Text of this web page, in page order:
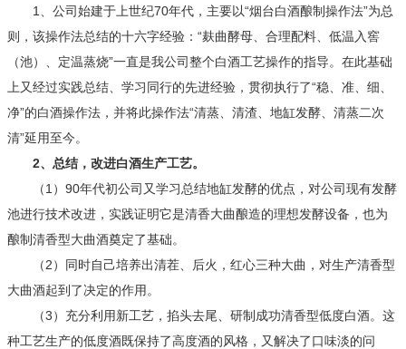
1、公司始建于上世纪70年代，主要以“烟台白酒酿制操作法”为总
则，该操作法总结的十六字经验：“麸曲酵母、合理配料、低温入窖
（池）、定温蒸烧”一直是我公司整个白酒工艺操作的指导。在此基础
上又经过实践总结、学习同行的先进经验，贯彻执行了“稳、准、细、
净”的白酒操作法，并将此操作法“清蒸、清渣、地缸发酵、清蒸二次
清”延用至今。
2、总结，改进白酒生产工艺。
（1）90年代初公司又学习总结地缸发酵的优点，对公司现有发酵
池进行技术改进，实践证明它是清香大曲酿造的理想发酵设备，也为
酿制清香型大曲酒奠定了基础。
（2）同时自己培养出清茬、后火，红心三种大曲，对生产清香型
大曲酒起到了决定的作用。
（3）充分利用新工艺，掐头去尾、研制成功清香型低度白酒。这
种工艺生产的低度酒既保持了高度酒的风格，又解决了口味淡的问